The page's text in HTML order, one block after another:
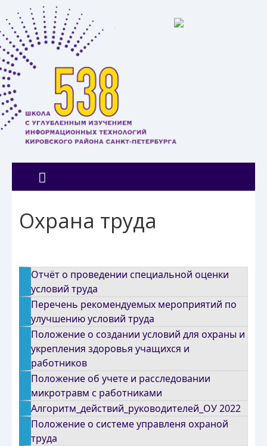
Охрана труда
Отчёт о проведении специальной оценки
условий труда
Перечень рекомендуемых мероприятий по
улучшению условий труда
Положение о создании условий для охраны и
укрепления здоровья учащихся и
работников
Положение об учете и расследовании
микротравм с работниками
Алгоритм_действий_руководителей_ОУ 2022
Положение о системе управленя охраной
труда